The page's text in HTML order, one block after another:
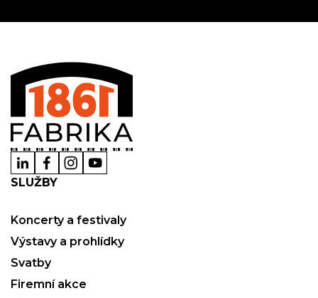
SLUŽBY
Koncerty a festivaly
Výstavy a prohlídky
Svatby
Firemní akce